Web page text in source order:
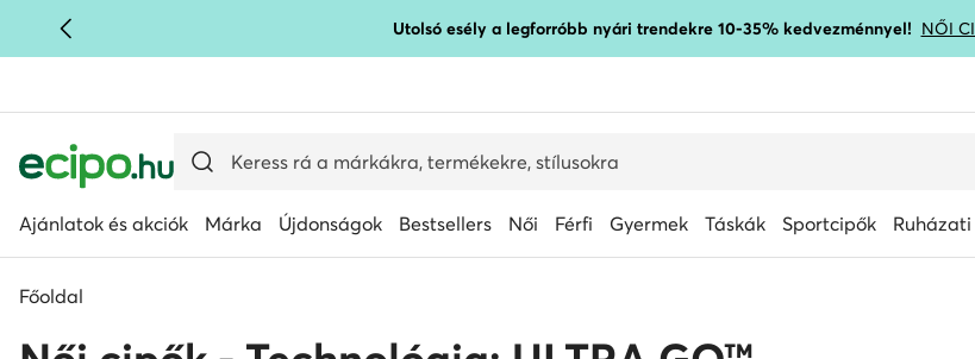
UGRÁS A FŐ TARTALOMRA Utolsó esély a legforróbb nyári trendekre 10-35% kedvezménnyel! NŐI
Ajánlatok és akciók Márka Újdonságok Bestsellers Női Férfi Gyermek Táskák Sportcipők
Főoldal